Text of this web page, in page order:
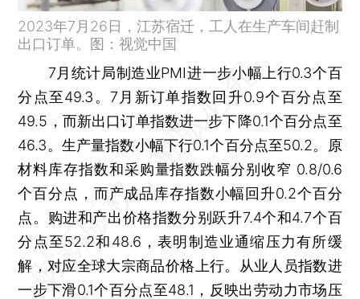
2023年7月26日，江苏宿迁，工人在生产车间赶制
出口订单。图：视觉中国
7月统计局制造业PMI进一步小幅上行0.3个百
分点至49.3。7月新订单指数回升0.9个百分点至
49.5，而新出口订单指数进一步下降0.1个百分点至
46.3。生产量指数小幅下行0.1个百分点至50.2。原
材料库存指数和采购量指数跌幅分别收窄 0.8/0.6
个百分点，而产成品库存指数小幅回升0.2个百分
点。购进和产出价格指数分别跃升7.4个和4.7个百
分点至52.2和48.6，表明制造业通缩压力有所缓
解，对应全球大宗商品价格上行。从业人员指数进
一步下滑0.1个百分点至48.1，反映出劳动力市场压